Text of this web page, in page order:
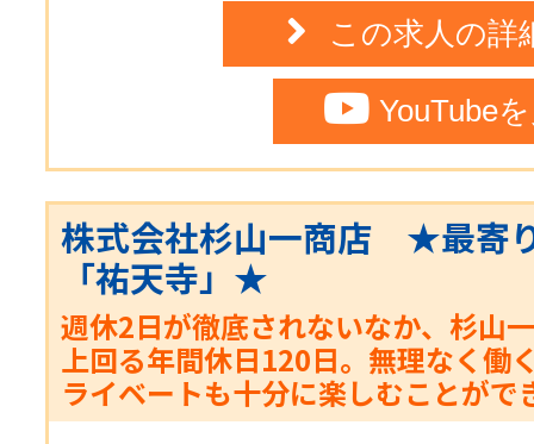
この求人の詳
YouTube
株式会社杉山一商店 ★最寄
「祐天寺」★
週休2日が徹底されないなか、杉山
上回る年間休日120日。無理なく働
ライベートも十分に楽しむことがで